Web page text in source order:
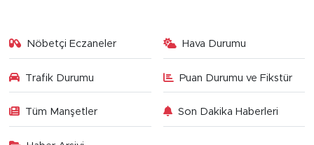
Nöbetçi Eczaneler Hava Durumu
Trafik Durumu Puan Durumu ve Fikstür
Tüm Manşetler Son Dakika Haberleri